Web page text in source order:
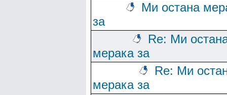
Ми остана
за
Re: Ми
мерака за
Re: Ми
мерака за